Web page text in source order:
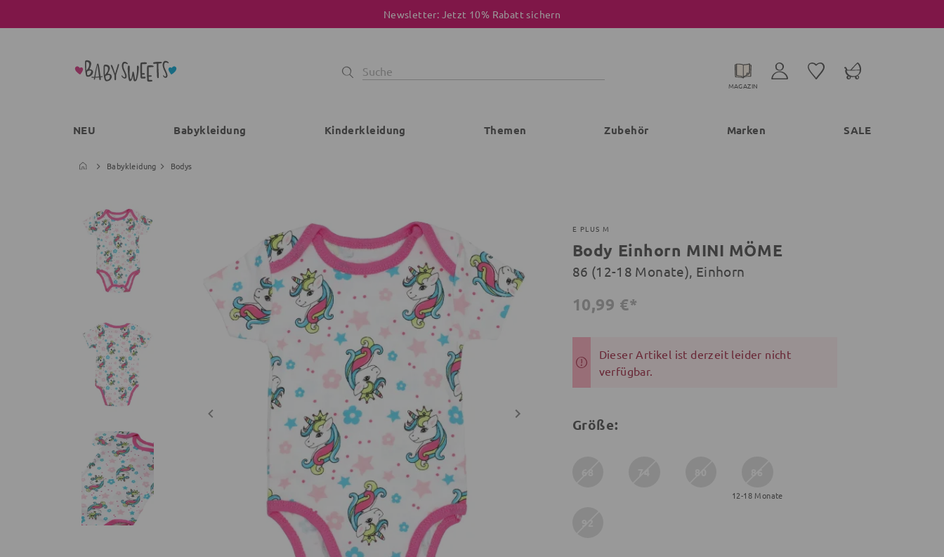
Newsletter: Jetzt 10% Rabatt sichern
MAGAZIN
NEU Babykleidung Kinderkleidung Themen Zubehör Marken SALE
Babykleidung Bodys
E PLUS M
Body Einhorn MINI MÖME
86 (12-18 Monate), Einhorn
10,99 €*
Dieser Artikel ist derzeit leider nicht
verfügbar.
Größe:
12-18 Monate